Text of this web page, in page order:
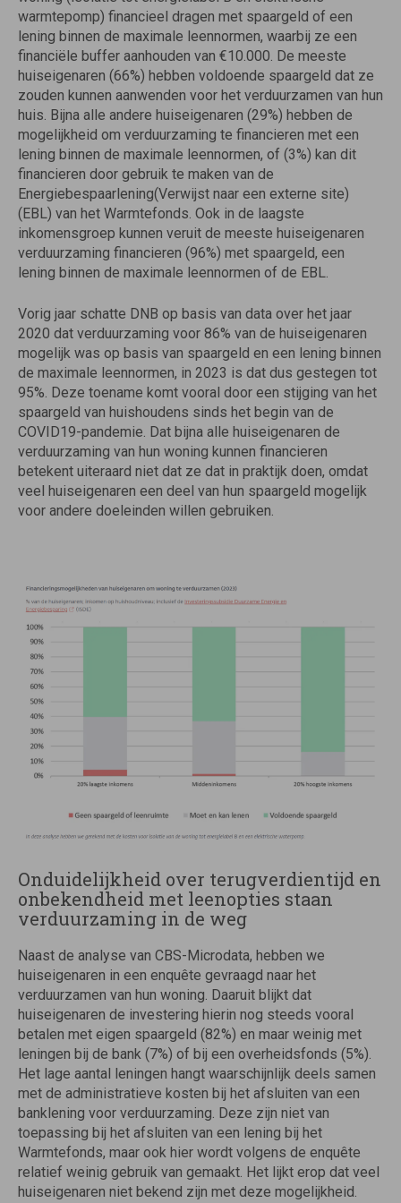
warmtepomp) financieel dragen met spaargeld of een
lening binnen de maximale leennormen, waarbij ze een
financiële buffer aanhouden van €10.000. De meeste
huiseigenaren (66%) hebben voldoende spaargeld dat ze
zouden kunnen aanwenden voor het verduurzamen van hun
huis. Bijna alle andere huiseigenaren (29%) hebben de
mogelijkheid om verduurzaming te financieren met een
lening binnen de maximale leennormen, of (3%) kan dit
financieren door gebruik te maken van de
Energiebespaarlening(Verwijst naar een externe site)
(EBL) van het Warmtefonds. Ook in de laagste
inkomensgroep kunnen veruit de meeste huiseigenaren
verduurzaming financieren (96%) met spaargeld, een
lening binnen de maximale leennormen of de EBL.
Vorig jaar schatte DNB op basis van data over het jaar
2020 dat verduurzaming voor 86% van de huiseigenaren
mogelijk was op basis van spaargeld en een lening binnen
de maximale leennormen, in 2023 is dat dus gestegen tot
95%. Deze toename komt vooral door een stijging van het
spaargeld van huishoudens sinds het begin van de
COVID19-pandemie. Dat bijna alle huiseigenaren de
verduurzaming van hun woning kunnen financieren
betekent uiteraard niet dat ze dat in praktijk doen, omdat
veel huiseigenaren een deel van hun spaargeld mogelijk
voor andere doeleinden willen gebruiken.
Onduidelijkheid over terugverdientijd en
onbekendheid met leenopties staan
verduurzaming in de weg
Naast de analyse van CBS-Microdata, hebben we
huiseigenaren in een enquête gevraagd naar het
verduurzamen van hun woning. Daaruit blijkt dat
huiseigenaren de investering hierin nog steeds vooral
betalen met eigen spaargeld (82%) en maar weinig met
leningen bij de bank (7%) of bij een overheidsfonds (5%).
Het lage aantal leningen hangt waarschijnlijk deels samen
met de administratieve kosten bij het afsluiten van een
banklening voor verduurzaming. Deze zijn niet van
toepassing bij het afsluiten van een lening bij het
Warmtefonds, maar ook hier wordt volgens de enquête
relatief weinig gebruik van gemaakt. Het lijkt erop dat veel
huiseigenaren niet bekend zijn met deze mogelijkheid.